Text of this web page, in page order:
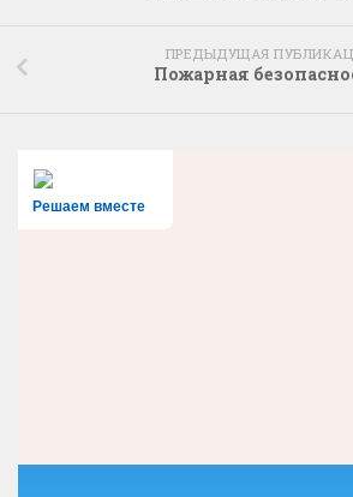
ПРЕДЫДУЩАЯ
Пожарная
Решаем вместе